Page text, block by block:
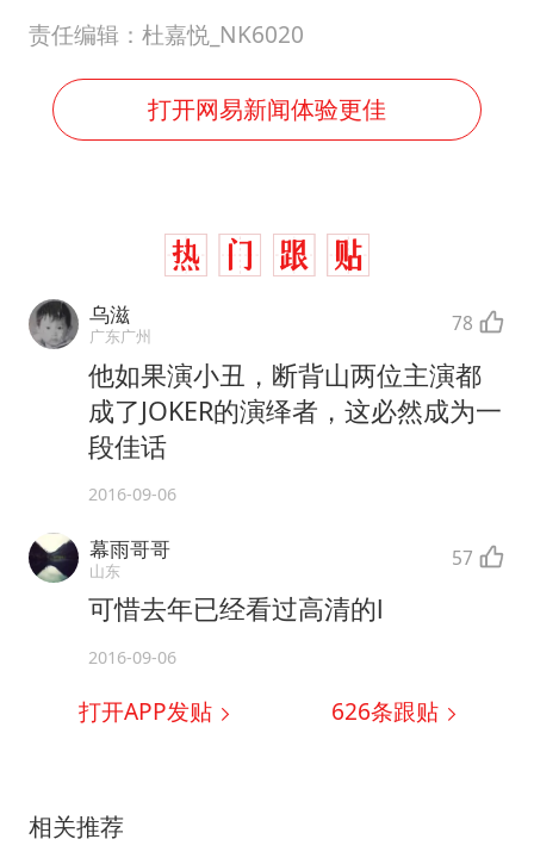
责任编辑：杜嘉悦_NK6020
打开网易新闻体验更佳
乌滋
广东广州 78
他如果演小丑，断背山两位主演都
成了JOKER的演绎者，这必然成为一
段佳话
2016-09-06
幕雨哥哥
山东 57
可惜去年已经看过高清的l
2016-09-06
打开APP发贴 626条跟贴
相关推荐